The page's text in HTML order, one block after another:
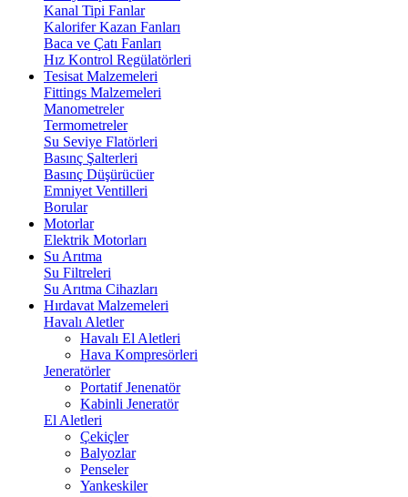
Kanal Tipi Fanlar
Kalorifer Kazan Fanları
Baca ve Çatı Fanları
Hız Kontrol Regülatörleri
Tesisat Malzemeleri
Fittings Malzemeleri
Manometreler
Termometreler
Su Seviye Flatörleri
Basınç Şalterleri
Basınç Düşürücüer
Emniyet Ventilleri
Borular
Motorlar
Elektrik Motorları
Su Arıtma
Su Filtreleri
Su Arıtma Cihazları
Hırdavat Malzemeleri
Havalı Aletler
Havalı El Aletleri
Hava Kompresörleri
Jeneratörler
Portatif Jenenatör
Kabinli Jeneratör
El Aletleri
Çekiçler
Balyozlar
Penseler
Yankeskiler